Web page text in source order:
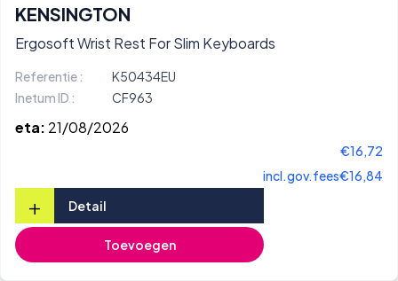
KENSINGTON
Ergosoft Wrist Rest For Slim Keyboards
Referentie :
K50434EU
Inetum ID :
CF963
eta: 21/08/2026
€16,72
incl.gov.fees€16,84
+ Detail
Toevoegen